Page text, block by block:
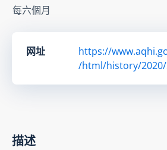
每六個月
网址
https://
/html/history/2020/
描述